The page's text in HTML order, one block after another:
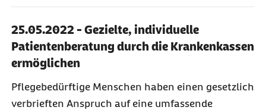
25.05.2022 - Gezielte, individuelle
Patientenberatung durch die Krankenkassen
ermöglichen
Pflegebedürftige Menschen haben einen gesetzlich
verbrieften Anspruch auf eine umfassende